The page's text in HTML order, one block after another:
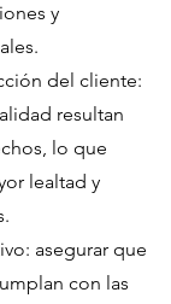
y
del cliente:
resultan
lo que
lealtad y
asegurar que
con las